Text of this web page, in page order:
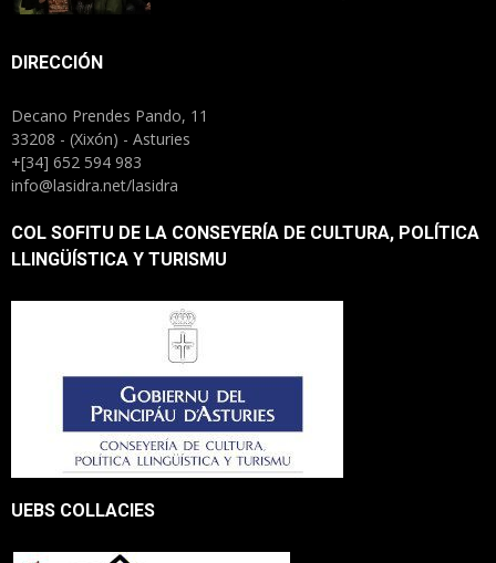
DIRECCIÓN
Decano Prendes Pando, 11
33208 - (Xixón) - Asturies
+[34] 652 594 983
info@lasidra.net/lasidra
COL SOFITU DE LA CONSEYERÍA DE CULTURA, POLÍTICA
LLINGÜÍSTICA Y TURISMU
UEBS COLLACIES